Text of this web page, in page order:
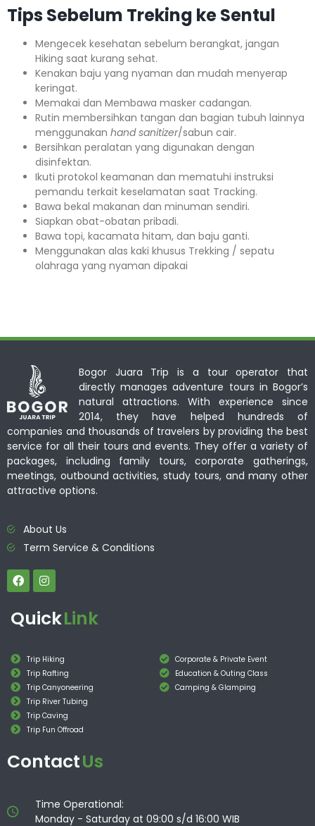
Tips Sebelum Treking ke Sentul
Mengecek kesehatan sebelum berangkat, jangan
Hiking saat kurang sehat.
Kenakan baju yang nyaman dan mudah menyerap
keringat.
Memakai dan Membawa masker cadangan.
Rutin membersihkan tangan dan bagian tubuh lainnya
menggunakan hand sanitizer/sabun cair.
Bersihkan peralatan yang digunakan dengan
disinfektan.
Ikuti protokol keamanan dan mematuhi instruksi
pemandu terkait keselamatan saat Tracking.
Bawa bekal makanan dan minuman sendiri.
Siapkan obat-obatan pribadi.
Bawa topi, kacamata hitam, dan baju ganti.
Menggunakan alas kaki khusus Trekking / sepatu
olahraga yang nyaman dipakai
Bogor Juara Trip is a tour operator that
directly manages adventure tours in Bogor’s
natural attractions. With experience since
2014, they have helped hundreds of
companies and thousands of travelers by providing the best
service for all their tours and events. They offer a variety of
packages, including family tours, corporate gatherings,
meetings, outbound activities, study tours, and many other
attractive options.
About Us
Term Service & Conditions
QuickLink
Trip Hiking
Trip Rafting
Trip Canyoneering
Trip River Tubing
Trip Caving
Trip Fun Offroad
Corporate & Private Event
Education & Outing Class
Camping & Glamping
ContactUs
Time Operational:
Monday - Saturday at 09:00 s/d 16:00 WIB